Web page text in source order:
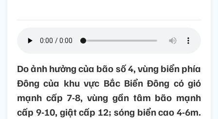
Do ảnh hưởng của bão số 4, vùng biển phía
Đông của khu vực Bắc Biển Đông có gió
mạnh cấp 7-8, vùng gần tâm bão mạnh
cấp 9-10, giật cấp 12; sóng biển cao 4-6m.